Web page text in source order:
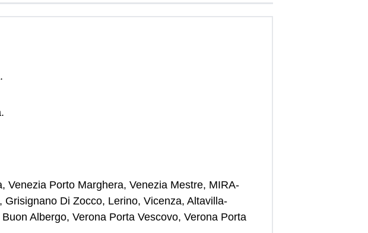
Venezia Porto Marghera, Venezia Mestre, MIRA-
Di Zocco, Lerino, Vicenza, Altavilla-
Albergo, Verona Porta Vescovo, Verona Porta